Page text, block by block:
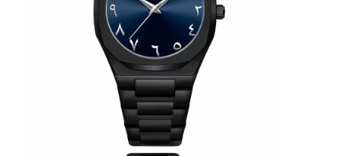
Visita à fábrica
Controle de qualidade